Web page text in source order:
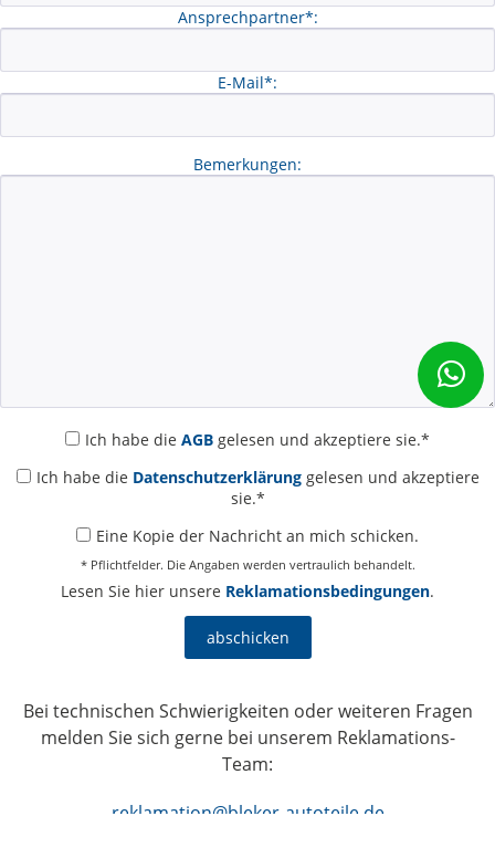
Ansprechpartner*:
E-Mail*:
Bemerkungen:
Ich habe die AGB gelesen und akzeptiere sie.*
Ich habe die Datenschutzerklärunggelesen und akzeptiere
sie.*
Eine Kopie der Nachricht an mich schicken.
* Pflichtfelder. Die Angaben werden vertraulich behandelt.
Lesen Sie hier unsere Reklamationsbedingungen.
abschicken
Bei technischen Schwierigkeiten oder weiteren Fragen
melden Sie sich gerne bei unserem Reklamations-
Team:
reklamation@bleker-autoteile.de